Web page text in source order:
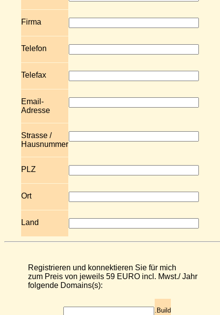
Firma
Telefon
Telefax
Email-
Adresse
Strasse /
Hausnummer
PLZ
Ort
Land
Registrieren und konnektieren Sie für mich
zum Preis von jeweils 59 EURO incl. Mwst./ Jahr
folgende Domains(s):
.Build